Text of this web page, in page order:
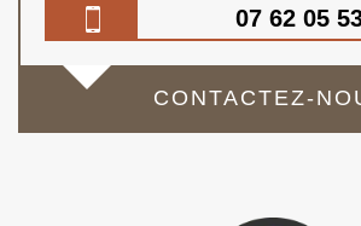
07 62 05
CONTACTEZ-